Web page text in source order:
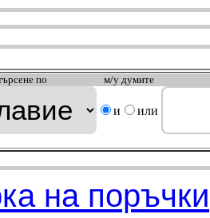
по м/у думите
и или
на поръчки